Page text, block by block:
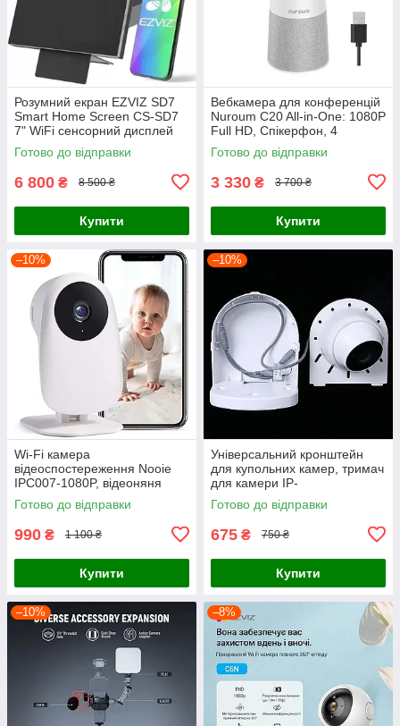
Розумний екран EZVIZ SD7
Smart Home Screen CS-SD7
7" WiFi сенсорний дисплей
для відеодзвінка та камер
Готово до відправки
6 800 ₴ 8 500 ₴
Купити
Вебкамера для конференцій
Nuroum C20 All-in-One: 1080P
Full HD, Спікерфон, 4
мікрофони, кут 100°
Готово до відправки
3 330 ₴ 3 700 ₴
Купити
–10%
Wi-Fi камера
відеоспостереження Nooie
IPC007-1080P, відеоняня
Готово до відправки
990 ₴ 1 100 ₴
Купити
–10%
Універсальний кронштейн
для купольних камер, тримач
для камери IP-
відеоспостереження,
металевий
Готово до відправки
675 ₴ 750 ₴
Купити
–10% –8%